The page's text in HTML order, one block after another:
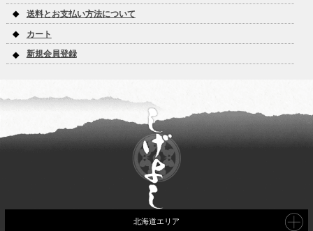
送料とお支払い方法について
カート
新規会員登録
北海道エリア